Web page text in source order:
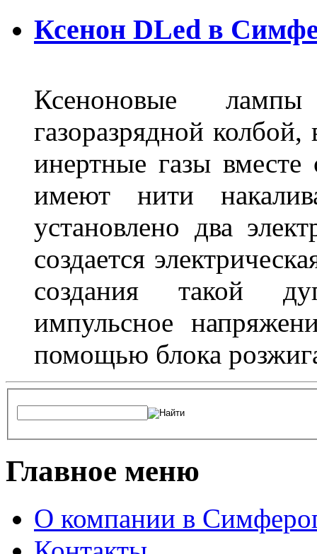
Ксенон DLed в
Ксеноновые
газоразрядной
инертные газы
имеют нити
установлено два
создается
создания такой
импульсное
помощью блока
Главное меню
О компании в